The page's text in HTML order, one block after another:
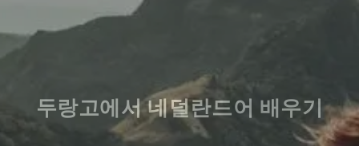
두랑고에서 네덜란드어 배우기